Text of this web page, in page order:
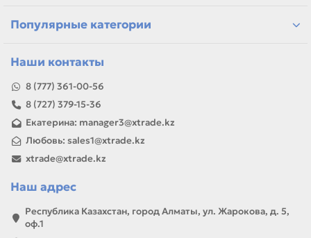
ремонта, заправки, печати или пополнения складского
запаса.
Популярные категории
Наши контакты
8 (777) 361-00-56
8 (727) 379-15-36
Екатерина: manager3@xtrade.kz
Любовь: sales1@xtrade.kz
xtrade@xtrade.kz
Наш адрес
Республика Казахстан, город Алматы, ул. Жарокова, д. 5,
оф.1